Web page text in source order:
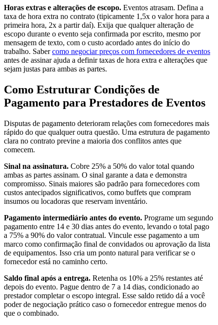
Horas extras e alterações de escopo. Eventos atrasam. Defina a
taxa de hora extra no contrato (tipicamente 1,5x o valor hora para a
primeira hora, 2x a partir daí). Exija que qualquer alteração de
escopo durante o evento seja confirmada por escrito, mesmo por
mensagem de texto, com o custo acordado antes do início do
trabalho. Sabercomo negociar preços com fornecedores de eventos
antes de assinar ajuda a definir taxas de hora extra e alterações que
sejam justas para ambas as partes.
Como Estruturar Condições de
Pagamento para Prestadores de Eventos
Disputas de pagamento deterioram relações com fornecedores mais
rápido do que qualquer outra questão. Uma estrutura de pagamento
clara no contrato previne a maioria dos conflitos antes que
comecem.
Sinal na assinatura. Cobre 25% a 50% do valor total quando
ambas as partes assinam. O sinal garante a data e demonstra
compromisso. Sinais maiores são padrão para fornecedores com
custos antecipados significativos, como buffets que compram
insumos ou locadoras que reservam inventário.
Pagamento intermediário antes do evento. Programe um segundo
pagamento entre 14 e 30 dias antes do evento, levando o total pago
a 75% a 90% do valor contratual. Vincule esse pagamento a um
marco como confirmação final de convidados ou aprovação da lista
de equipamentos. Isso cria um ponto natural para verificar se o
fornecedor está no caminho certo.
Saldo final após a entrega. Retenha os 10% a 25% restantes até
depois do evento. Pague dentro de 7 a 14 dias, condicionado ao
prestador completar o escopo integral. Esse saldo retido dá a você
poder de negociação prático caso o fornecedor entregue menos do
que o combinado.